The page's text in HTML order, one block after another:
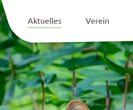
Aktuelles Verein